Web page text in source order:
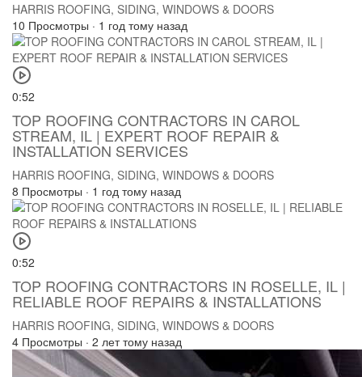
HARRIS ROOFING, SIDING, WINDOWS & DOORS
10 Просмотры · 1 год тому назад
0:52
TOP ROOFING CONTRACTORS IN CAROL
STREAM, IL | EXPERT ROOF REPAIR &
INSTALLATION SERVICES
HARRIS ROOFING, SIDING, WINDOWS & DOORS
8 Просмотры · 1 год тому назад
0:52
TOP ROOFING CONTRACTORS IN ROSELLE, IL |
RELIABLE ROOF REPAIRS & INSTALLATIONS
HARRIS ROOFING, SIDING, WINDOWS & DOORS
4 Просмотры · 2 лет тому назад